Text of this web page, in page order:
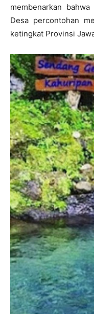
membenarkan
Desa percontohan
ketingkat Provinsi